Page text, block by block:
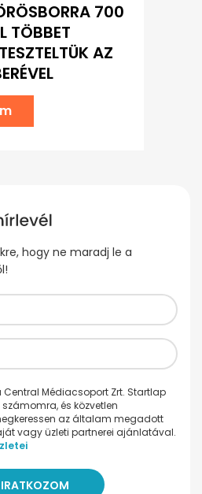
700
TÖBBET
AZ
hogy ne maradj le a
Central Médiacsoport Zrt. Startlap
és közvetlen
az általam megadott
vagy üzleti partnerei ajánlatával.